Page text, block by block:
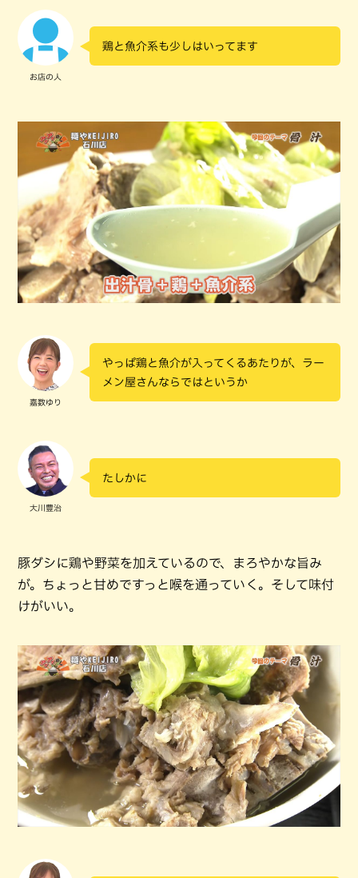
お店の人
鶏と魚介系も少しはいってます
嘉数ゆり
やっぱ鶏と魚介が入ってくるあたりが、ラー
メン屋さんならではというか
大川豊治
たしかに
豚ダシに鶏や野菜を加えているので、まろやかな旨み
が。ちょっと甘めですっと喉を通っていく。そして味付
けがいい。